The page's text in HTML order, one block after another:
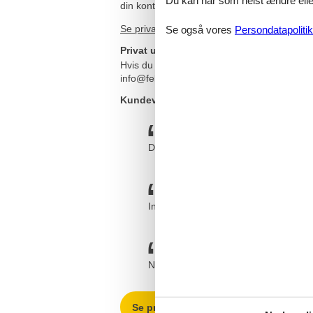
din konto.
Se private ferieboliger til leje på Sjællands
Privat udlejning af feriebolig på
Hvis du har spørgsmål eller specielle
info@feline.dk eller ring på 8724 2251.
Kundevurderinger af Feline Holidays
Dejligt firma. De har en super god
Ingen problemer i forb. med
Nem og overskuelig hjemmeside
Se private ferieboliger på Sjællands
Se også vores Persondatapolitik